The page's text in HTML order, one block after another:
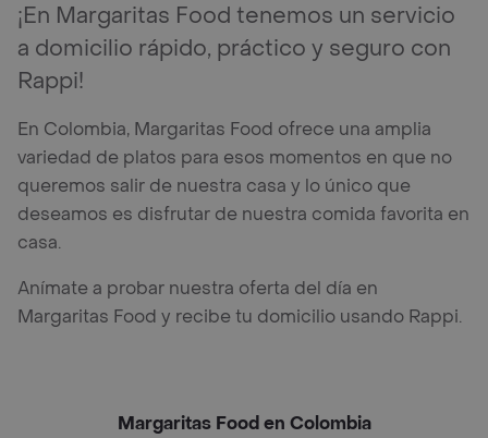
¡En Margaritas Food tenemos un servicio
a domicilio rápido, práctico y seguro con
Rappi!
En Colombia, Margaritas Food ofrece una amplia
variedad de platos para esos momentos en que no
queremos salir de nuestra casa y lo único que
deseamos es disfrutar de nuestra comida favorita en
casa.
Anímate a probar nuestra oferta del día en
Margaritas Food y recibe tu domicilio usando Rappi.
Margaritas Food en Colombia